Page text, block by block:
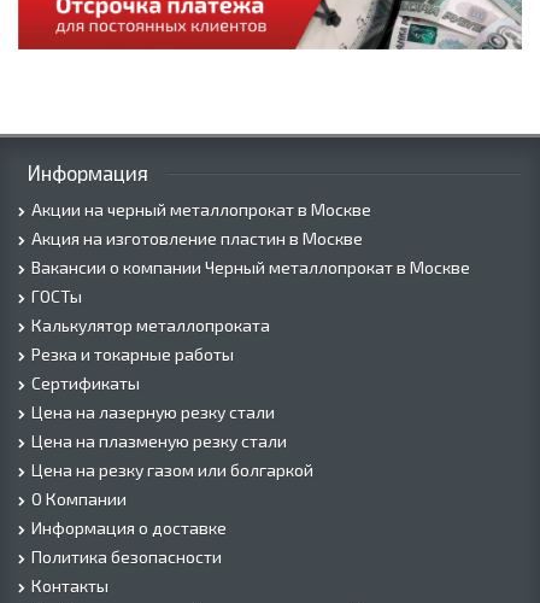
Информация
Акции на черный металлопрокат в Москве
Акция на изготовление пластин в Москве
Вакансии о компании Черный металлопрокат в Москве
ГОСТы
Калькулятор металлопроката
Резка и токарные работы
Сертификаты
Цена на лазерную резку стали
Цена на плазменую резку стали
Цена на резку газом или болгаркой
О Компании
Информация о доставке
Политика безопасности
Контакты